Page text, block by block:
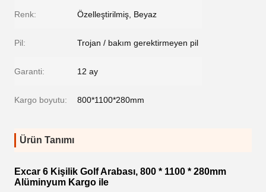
Renk: Özelleştirilmiş, Beyaz
Pil: Trojan / bakım gerektirmeyen pil
Garanti: 12 ay
Kargo boyutu: 800*1100*280mm
Ürün Tanımı
Excar 6 Kişilik Golf Arabası, 800 * 1100 * 280mm
Alüminyum Kargo ile